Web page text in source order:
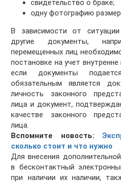
свидетельство о браке;
одну фотографию
В зависимости от
другие документы,
перемещенных лиц
постановке на учет
если документы
обязательным является
личность законного
лица и документ,
качестве законного
лица.
Вспомните новость:
сколько стоит и что нужно
Для внесения
в бесконтактный
при наличии их наличии,